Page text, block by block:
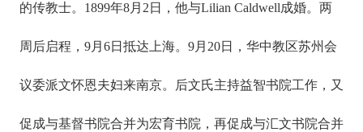
的传教士。1899年8月2日，他与Lilian Caldwell成婚。两
周后启程，9月6日抵达上海。9月20日，华中教区苏州会
议委派文怀恩夫妇来南京。后文氏主持益智书院工作，又
促成与基督书院合并为宏育书院，再促成与汇文书院合并